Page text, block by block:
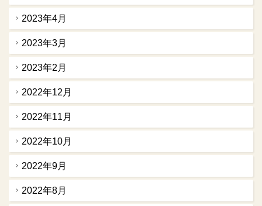
2023年4月
2023年3月
2023年2月
2022年12月
2022年11月
2022年10月
2022年9月
2022年8月